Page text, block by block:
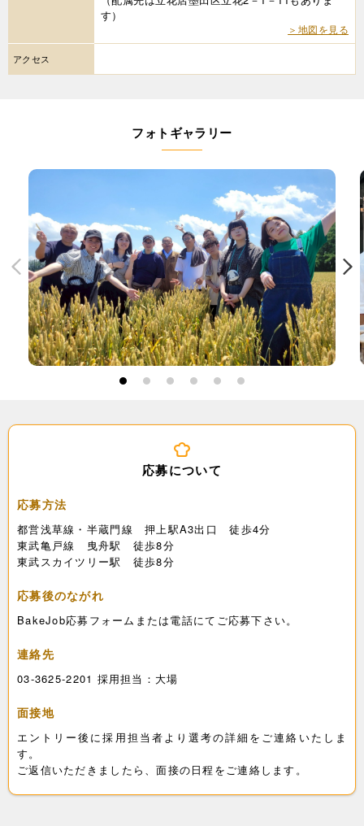
す）
＞地図を見る
アクセス
フォトギャラリー
1 2 3 4 5 6
応募について
応募方法
都営浅草線・半蔵門線 押上駅A3出口 徒歩4分
東武亀戸線 曳舟駅 徒歩8分
東武スカイツリー駅 徒歩8分
応募後のながれ
BakeJob応募フォームまたは電話にてご応募下さい。
連絡先
03-3625-2201 採用担当：大場
面接地
エントリー後に採用担当者より選考の詳細をご連絡いたしま
す。
ご返信いただきましたら、面接の日程をご連絡します。